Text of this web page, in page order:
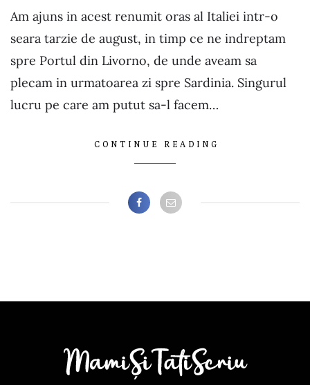
Am ajuns in acest renumit oras al Italiei intr-o
seara tarzie de august, in timp ce ne indreptam
spre Portul din Livorno, de unde aveam sa
plecam in urmatoarea zi spre Sardinia. Singurul
lucru pe care am putut sa-l facem…
CONTINUE READING